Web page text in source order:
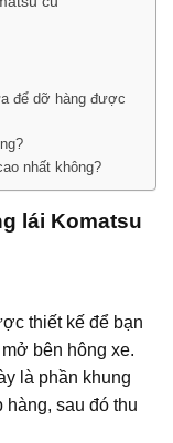
để dỡ hàng được
nhất không?
lái Komatsu
thiết kế để bạn
bên hông xe.
là phần khung
sau đó thu